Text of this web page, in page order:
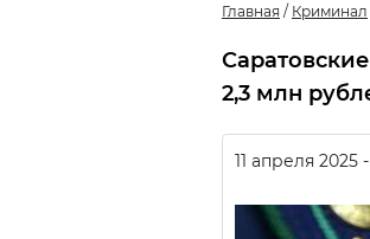
Главная / Криминал
2,3 млн
11 апреля 2025 -